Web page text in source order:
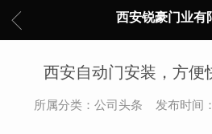
西安锐豪门业有
西安自动门安装，方便
所属分类：公司头条 发布时间